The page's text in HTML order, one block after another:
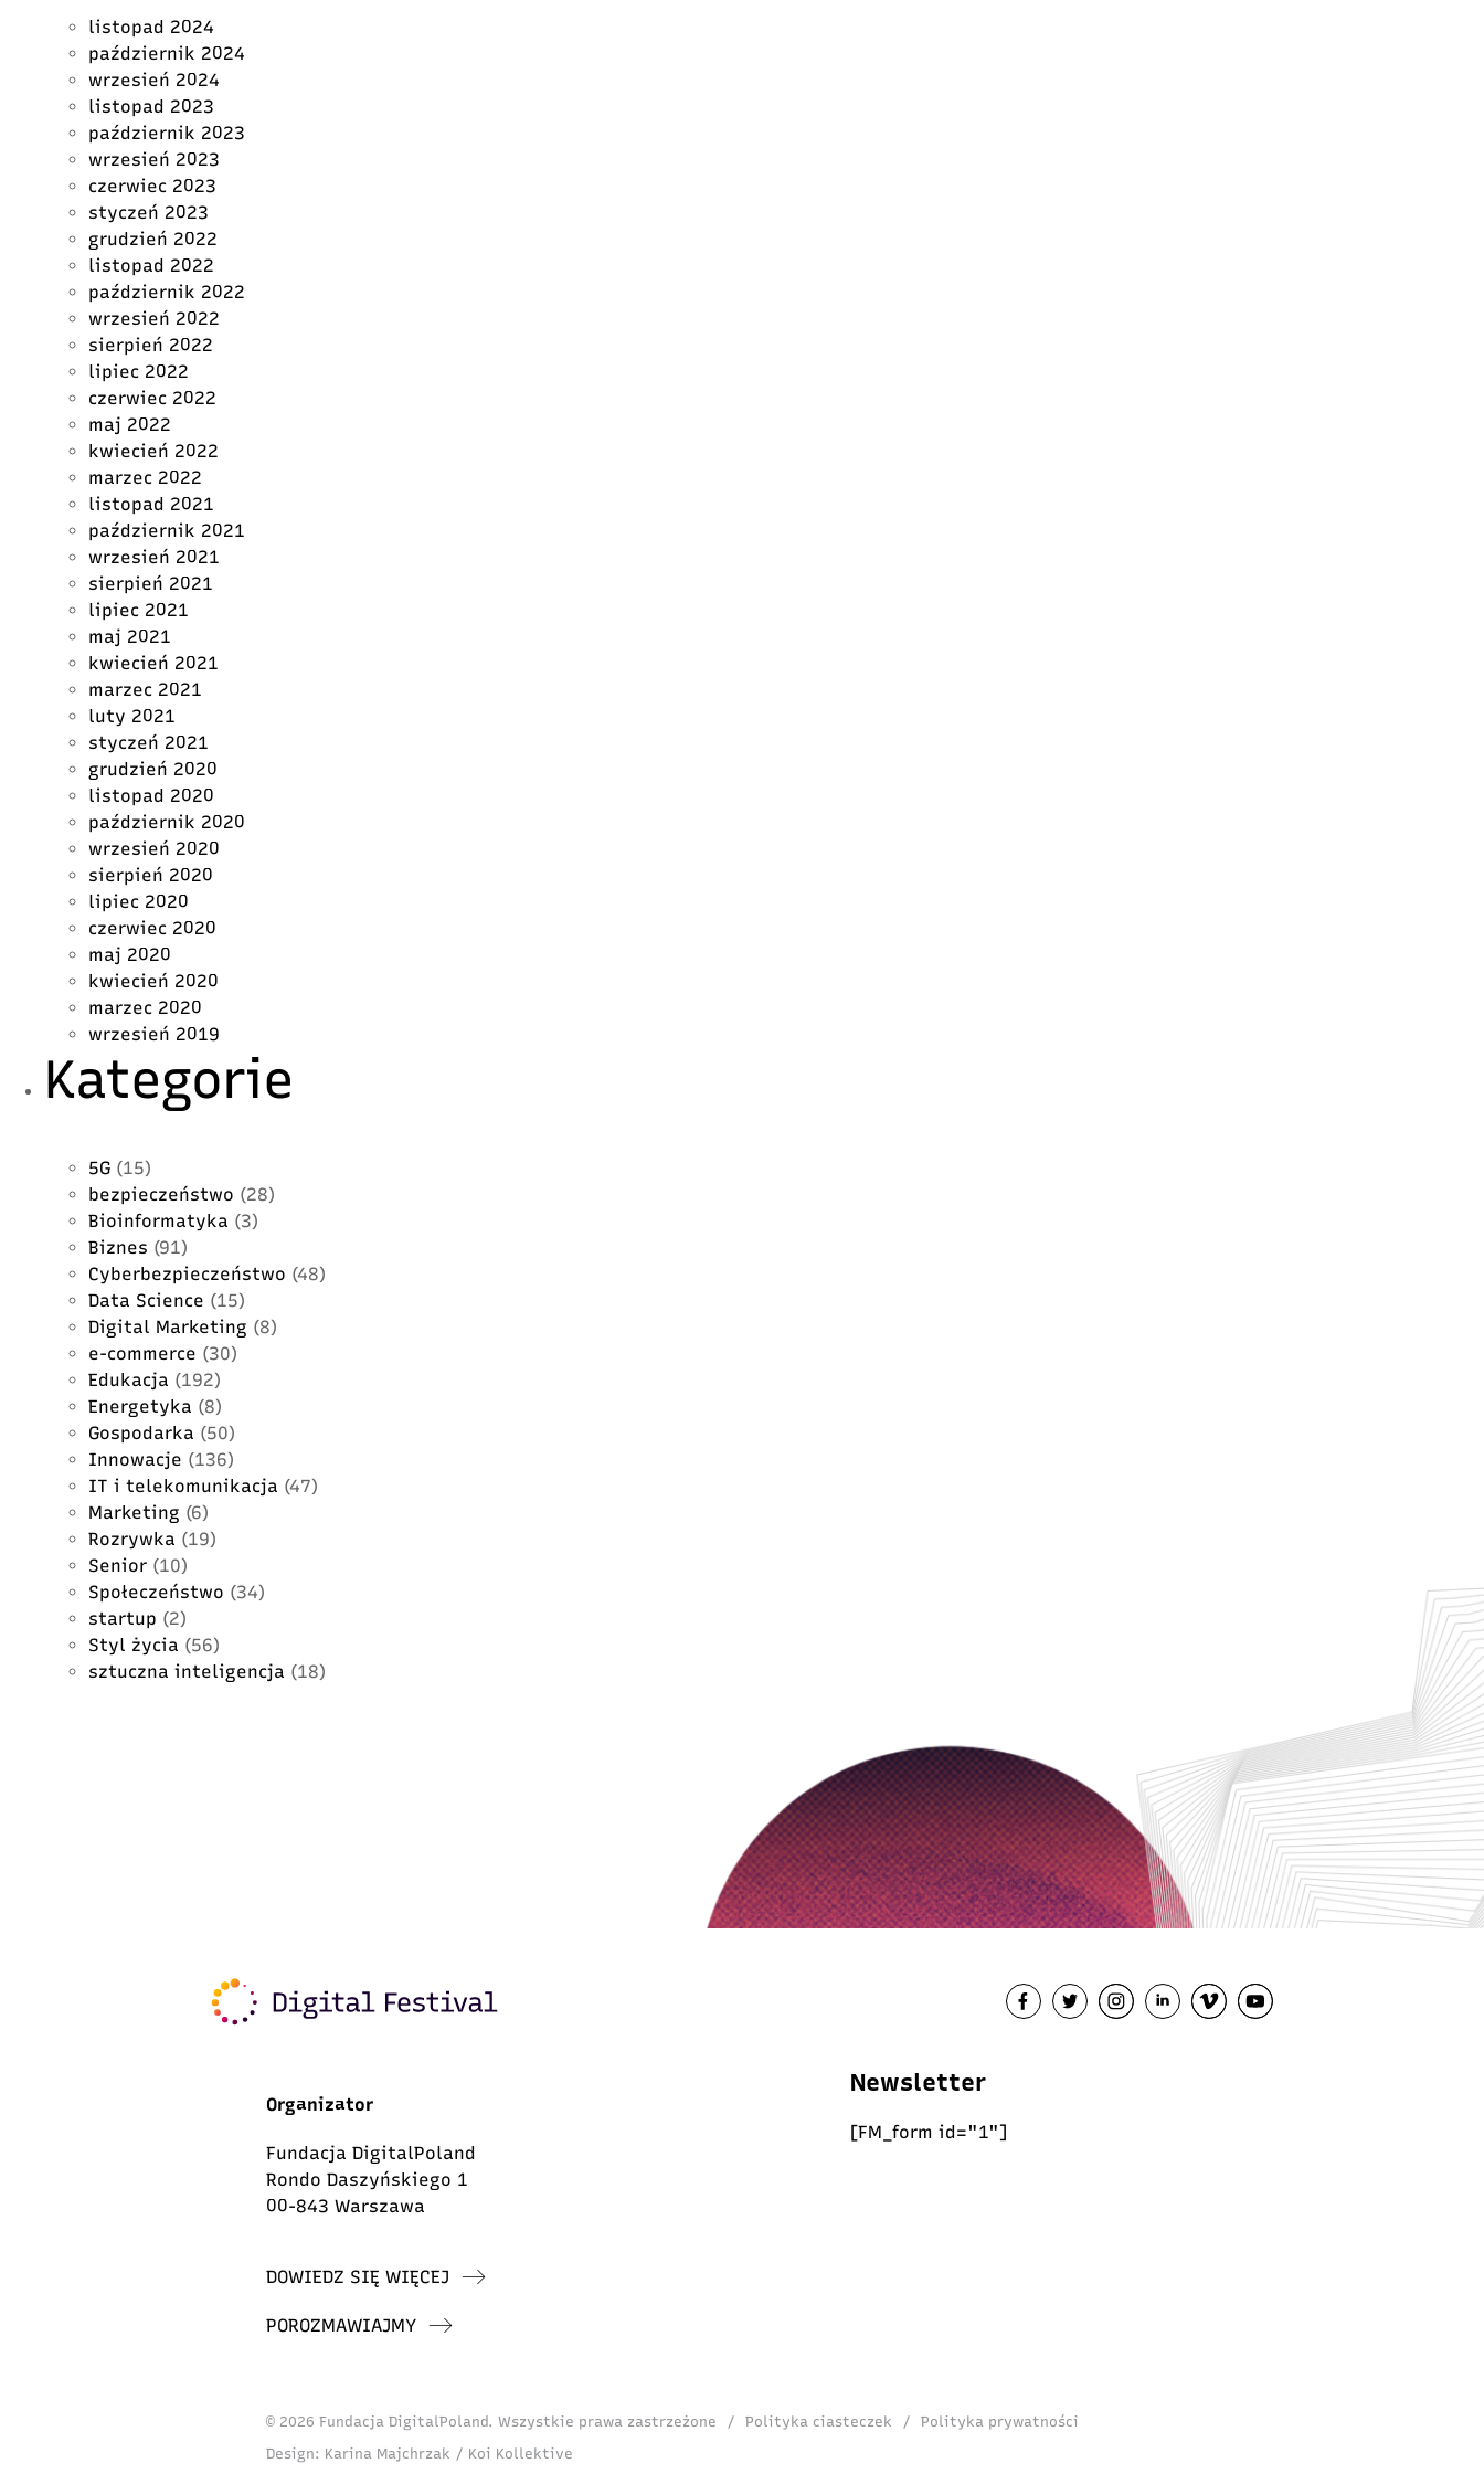
listopad 2024
październik 2024
wrzesień 2024
listopad 2023
październik 2023
wrzesień 2023
czerwiec 2023
styczeń 2023
grudzień 2022
listopad 2022
październik 2022
wrzesień 2022
sierpień 2022
lipiec 2022
czerwiec 2022
maj 2022
kwiecień 2022
marzec 2022
listopad 2021
październik 2021
wrzesień 2021
sierpień 2021
lipiec 2021
maj 2021
kwiecień 2021
marzec 2021
luty 2021
styczeń 2021
grudzień 2020
listopad 2020
październik 2020
wrzesień 2020
sierpień 2020
lipiec 2020
czerwiec 2020
maj 2020
kwiecień 2020
marzec 2020
wrzesień 2019
Kategorie
5G (15)
bezpieczeństwo (28)
Bioinformatyka (3)
Biznes (91)
Cyberbezpieczeństwo (48)
Data Science (15)
Digital Marketing (8)
e-commerce (30)
Edukacja (192)
Energetyka (8)
Gospodarka (50)
Innowacje (136)
IT i telekomunikacja (47)
Marketing (6)
Rozrywka (19)
Senior (10)
Społeczeństwo (34)
startup (2)
Styl życia (56)
sztuczna inteligencja (18)
Organizator
Fundacja DigitalPoland
Rondo Daszyńskiego 1
00-843 Warszawa
DOWIEDZ SIĘ WIĘCEJ
POROZMAWIAJMY
Newsletter
[FM_form id="1"]
© 2026 Fundacja DigitalPoland. Wszystkie prawa zastrzeżone / Polityka ciasteczek /
Polityka prywatności
Design: Karina Majchrzak / Koi Kollektive